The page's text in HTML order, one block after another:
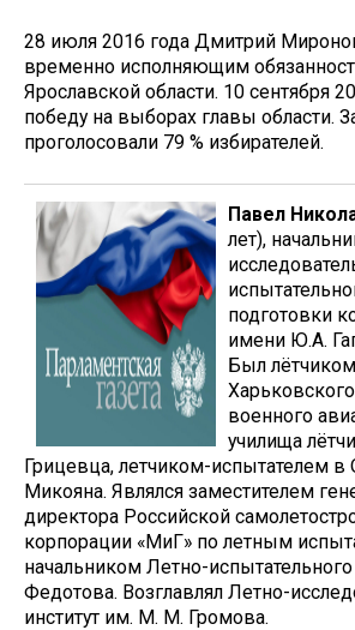
28 июля 2016 года Дмитрий
временно исполняющим
Ярославской области. 10 сентября
победу на выборах главы области.
проголосовали 79 % избирателей.
Павел
лет),
подготовки
имени Ю.А.
Был
военного
училища
Грицевца, летчиком-испытателем
Микояна. Являлся заместителем
директора Российской
корпорации «МиГ» по летным
начальником Летно-
Федотова. Возглавлял Летно-
институт им. М. М. Громова.